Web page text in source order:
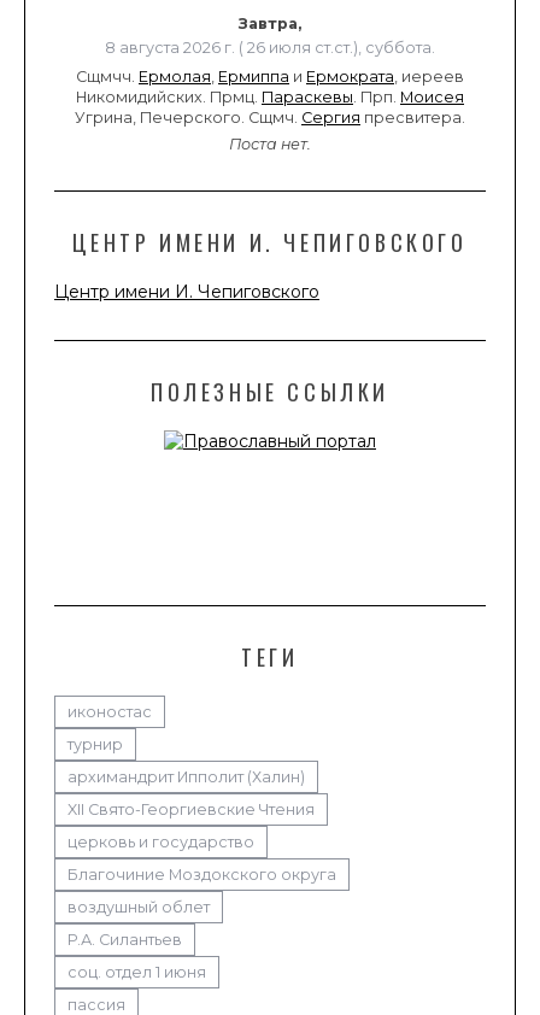
Завтра,
8 августа 2026 г. ( 26 июля ст.ст.), суббота.
Сщмчч. Ермолая Ермиппа и Ермократа , иереев
Никомидийских. Прмц. Параскевы . Прп. Моисея
Угрина, Печерского. Сщмч. Сергия пресвитера.
Поста нет.
ЦЕНТР ИМЕНИ И. ЧЕПИГОВСКОГО
Центр имени И. Чепиговского
ПОЛЕЗНЫЕ ССЫЛКИ
ТЕГИ
иконостас
турнир
архимандрит Ипполит (Халин)
XII Свято-Георгиевские Чтения
церковь и государство
Благочиние Моздокского округа
воздушный облет
Р.А. Силантьев
соц. отдел 1 июня
пассия